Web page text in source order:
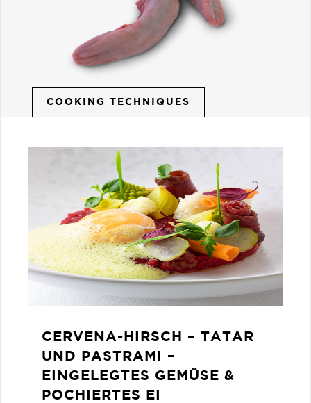
COOKING TECHNIQUES
CERVENA-HIRSCH – TATAR
UND PASTRAMI –
EINGELEGTES GEMÜSE &
POCHIERTES EI